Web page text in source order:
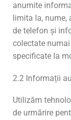
anumite
limita la, nume,
de telefon și
colectate
specificate la
2.2 Informații
Utilizăm
de urmărire